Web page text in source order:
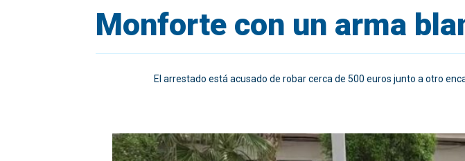
Monforte con un arma
El arrestado está acusado de robar cerca de 500 euros junto a otro